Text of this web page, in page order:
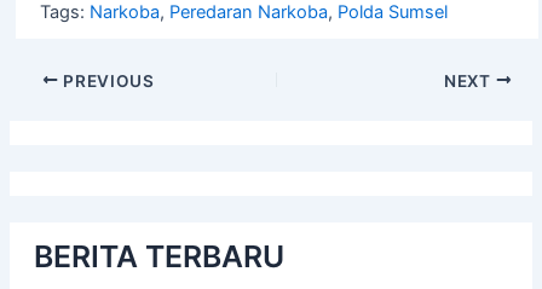
Tags: Narkoba, Peredaran Narkoba, Polda Sumsel
PREVIOUS NEXT
BERITA TERBARU